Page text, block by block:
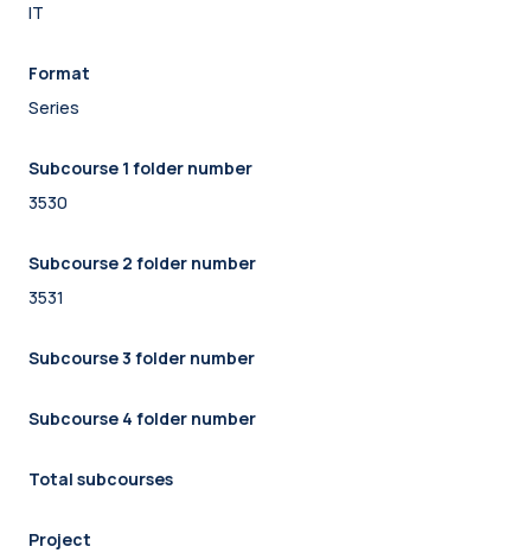
IT
Format
Series
Subcourse 1 folder number
3530
Subcourse 2 folder number
3531
Subcourse 3 folder number
Subcourse 4 folder number
Total subcourses
Project